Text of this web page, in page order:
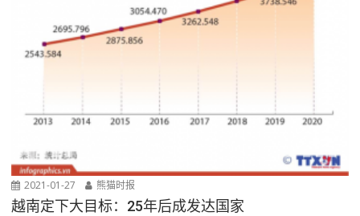
2021-01-27 熊猫时报
越南定下大目标：25年后成发达国家